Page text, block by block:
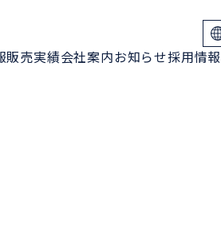
販売実績会社案内お知らせ採用情報